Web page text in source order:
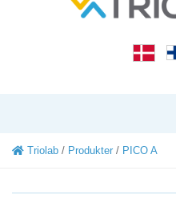
Triolab / Produkter / PICO A